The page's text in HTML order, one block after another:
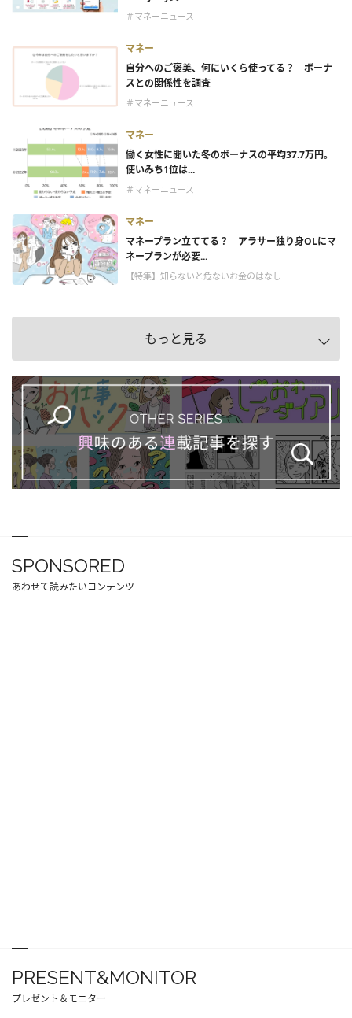
＃マネーニュース
マネー
自分へのご褒美、何にいくら使ってる？ ボーナ
スとの関係性を調査
＃マネーニュース
マネー
働く女性に聞いた冬のボーナスの平均37.7万円。
使いみち1位は...
＃マネーニュース
マネー
マネープラン立ててる？ アラサー独り身OLにマ
ネープランが必要...
【特集】知らないと危ないお金のはなし
もっと見る
SPONSORED
あわせて読みたいコンテンツ
PRESENT&MONITOR
プレゼント＆モニター